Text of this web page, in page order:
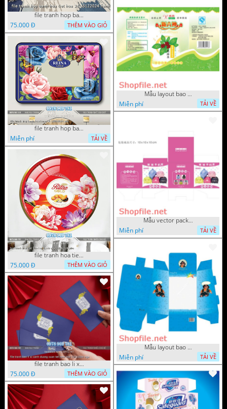
file tranh hop banh hoa tiet hoa 3d 25122024 hanh
75.000 Đ
THÊM VÀO GIỎ
file tranh hop banh hoa hong 3d 18092024 phu
Miễn phí
TẢI VỀ
file tranh hoa tiet hoa hop banh quy 09092024 phu
75.000 Đ
THÊM VÀO GIỎ
file tranh bao li xi xanh duong xuan tet nam moi 13122024 nga
75.000 Đ
THÊM VÀO GIỎ
Mẫu layout bao bì kích thích
Miễn phí
TẢI VỀ
Mẫu vector package nước
Miễn phí
TẢI VỀ
Mẫu layout bao bì đồ dùng
Miễn phí
TẢI VỀ